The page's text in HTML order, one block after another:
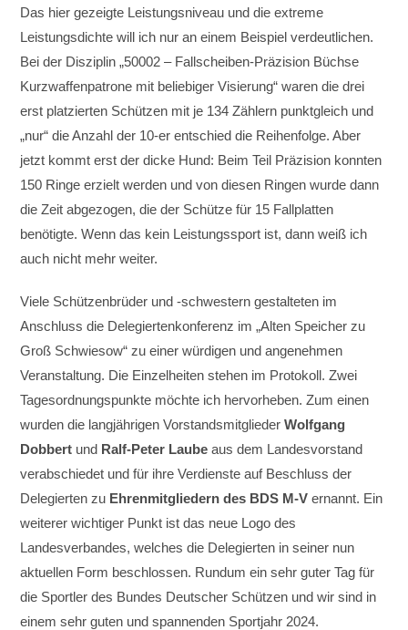
Das hier gezeigte Leistungsniveau und die extreme
Leistungsdichte will ich nur an einem Beispiel verdeutlichen.
Bei der Disziplin „50002 – Fallscheiben-Präzision Büchse
Kurzwaffenpatrone mit beliebiger Visierung“ waren die drei
erst platzierten Schützen mit je 134 Zählern punktgleich und
„nur“ die Anzahl der 10-er entschied die Reihenfolge. Aber
jetzt kommt erst der dicke Hund: Beim Teil Präzision konnten
150 Ringe erzielt werden und von diesen Ringen wurde dann
die Zeit abgezogen, die der Schütze für 15 Fallplatten
benötigte. Wenn das kein Leistungssport ist, dann weiß ich
auch nicht mehr weiter.
Viele Schützenbrüder und -schwestern gestalteten im
Anschluss die Delegiertenkonferenz im „Alten Speicher zu
Groß Schwiesow“ zu einer würdigen und angenehmen
Veranstaltung. Die Einzelheiten stehen im Protokoll. Zwei
Tagesordnungspunkte möchte ich hervorheben. Zum einen
wurden die langjährigen VorstandsmitgliederWolfgang
Dobbert und Ralf-Peter Laube aus dem Landesvorstand
verabschiedet und für ihre Verdienste auf Beschluss der
Delegierten zu Ehrenmitgliedern des BDS M-V ernannt. Ein
weiterer wichtiger Punkt ist das neue Logo des
Landesverbandes, welches die Delegierten in seiner nun
aktuellen Form beschlossen. Rundum ein sehr guter Tag für
die Sportler des Bundes Deutscher Schützen und wir sind in
einem sehr guten und spannenden Sportjahr 2024.